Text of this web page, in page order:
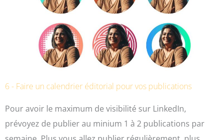
6 - Faire un calendrier éditorial pour vos publications
Pour avoir le maximum de visibilité sur LinkedIn,
prévoyez de publier au minium 1 à 2 publications par